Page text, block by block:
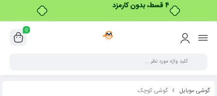
۴ قسط، بدون کارمزد
0
گوشی موبایل گوشی کوچک